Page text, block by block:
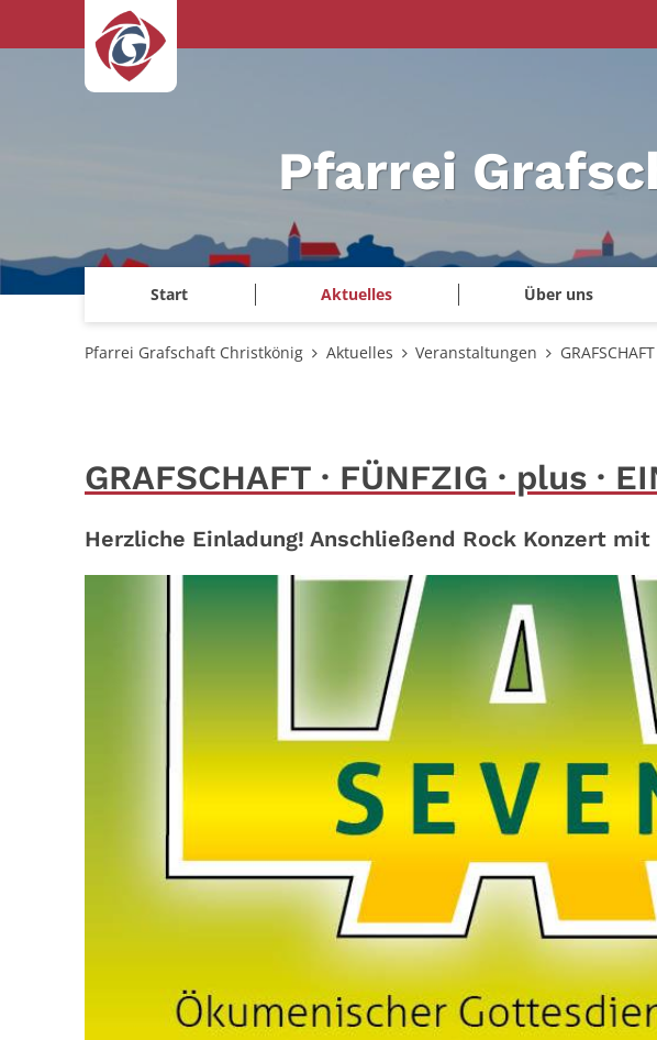
Zum Inhalt springen
Pfarrei
Start Aktuelles Über uns
Pfarrei Grafschaft Christkönig Aktuelles Veranstaltungen
GRAFSCHAFT · FÜNFZIG · plus ·
Herzliche Einladung! Anschließend Rock Konzert mit